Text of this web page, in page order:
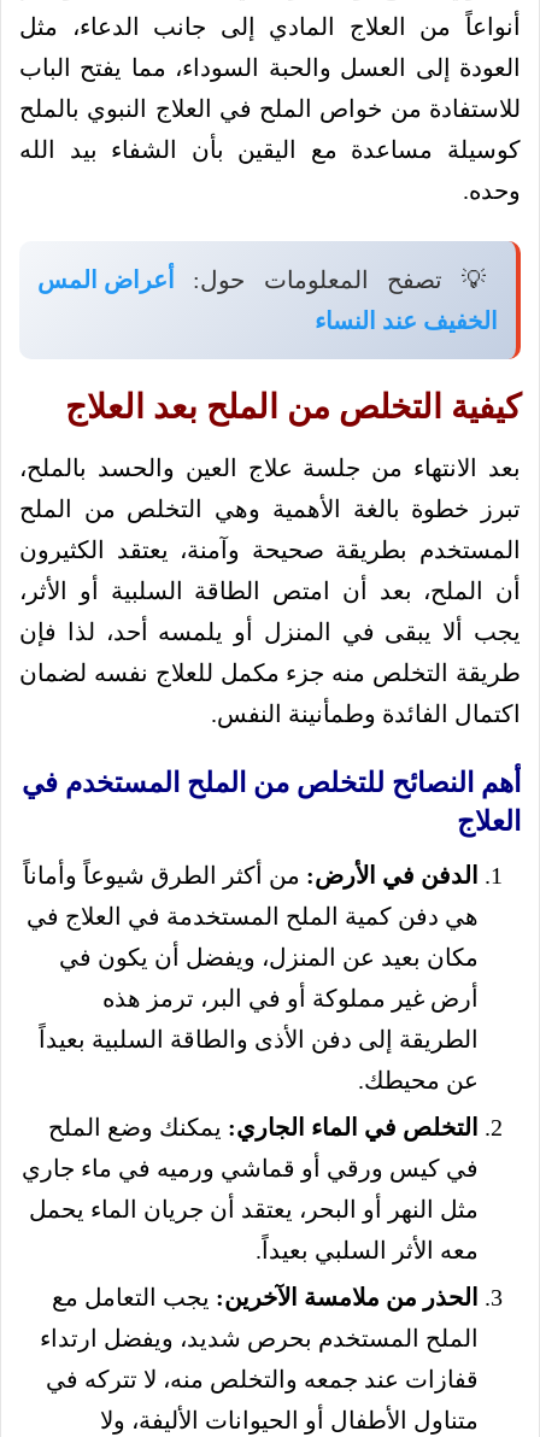
أنواعاً من العلاج المادي إلى جانب الدعاء، مثل
العودة إلى العسل والحبة السوداء، مما يفتح الباب
للاستفادة من خواص الملح في العلاج النبوي بالملح
كوسيلة مساعدة مع اليقين بأن الشفاء بيد الله
وحده.
💡 تصفح المعلومات حول:
أعراض المس
الخفيف عند النساء
كيفية التخلص من الملح بعد العلاج
بعد الانتهاء من جلسة علاج العين والحسد بالملح،
تبرز خطوة بالغة الأهمية وهي التخلص من الملح
المستخدم بطريقة صحيحة وآمنة، يعتقد الكثيرون
أن الملح، بعد أن امتص الطاقة السلبية أو الأثر،
يجب ألا يبقى في المنزل أو يلمسه أحد، لذا فإن
طريقة التخلص منه جزء مكمل للعلاج نفسه لضمان
اكتمال الفائدة وطمأنينة النفس.
أهم النصائح للتخلص من الملح المستخدم في
العلاج
الدفن في الأرض: من أكثر الطرق شيوعاً وأماناً
هي دفن كمية الملح المستخدمة في العلاج في
مكان بعيد عن المنزل، ويفضل أن يكون في
أرض غير مملوكة أو في البر، ترمز هذه
الطريقة إلى دفن الأذى والطاقة السلبية بعيداً
عن محيطك.
التخلص في الماء الجاري: يمكنك وضع الملح
في كيس ورقي أو قماشي ورميه في ماء جاري
مثل النهر أو البحر، يعتقد أن جريان الماء يحمل
معه الأثر السلبي بعيداً.
الحذر من ملامسة الآخرين: يجب التعامل مع
الملح المستخدم بحرص شديد، ويفضل ارتداء
قفازات عند جمعه والتخلص منه، لا تتركه في
متناول الأطفال أو الحيوانات الأليفة، ولا